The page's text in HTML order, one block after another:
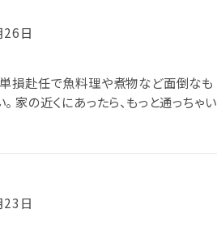
26日
損赴任で魚料理や煮物など面倒なも
家の近くにあったら、もっと通っちゃい
23日